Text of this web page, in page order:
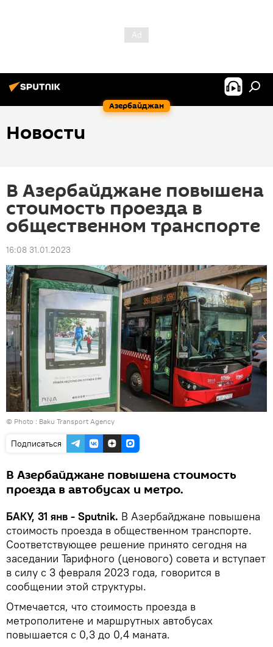
Азербайджан
Новости
В Азербайджане повышена
стоимость проезда в
общественном транспорте
16:08 31.01.2023
© Photo : Baku Transport Agency
Подписаться
В Азербайджане повышена стоимость
проезда в автобусах и метро.
БАКУ, 31 янв - Sputnik. В Азербайджане повышена
стоимость проезда в общественном транспорте.
Соответствующее решение принято сегодня на
заседании Тарифного (ценового) совета и вступает
в силу с 3 февраля 2023 года, говорится в
сообщении этой структуры.
Отмечается, что стоимость проезда в
метрополитене и маршрутных автобусах
повышается с 0,3 до 0,4 маната.